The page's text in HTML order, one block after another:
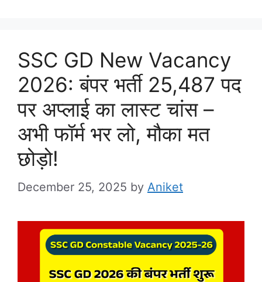
SSC GD New Vacancy
2026: बंपर भर्ती 25,487 पद
पर अप्लाई का लास्ट चांस –
अभी फॉर्म भर लो, मौका मत
छोड़ो!
December 25, 2025 by Aniket